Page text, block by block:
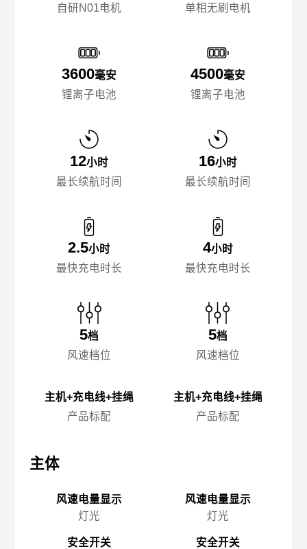
自研N01电机
3600毫安
锂离子电池
12小时
最长续航时间
2.5小时
最快充电时长
5档
风速档位
主机+充电线+挂绳
产品标配
主体
风速电量显示
灯光
安全开关
单相无刷电机
4500毫安
锂离子电池
16小时
最长续航时间
4小时
最快充电时长
5档
风速档位
主机+充电线+挂绳
产品标配
风速电量显示
灯光
安全开关